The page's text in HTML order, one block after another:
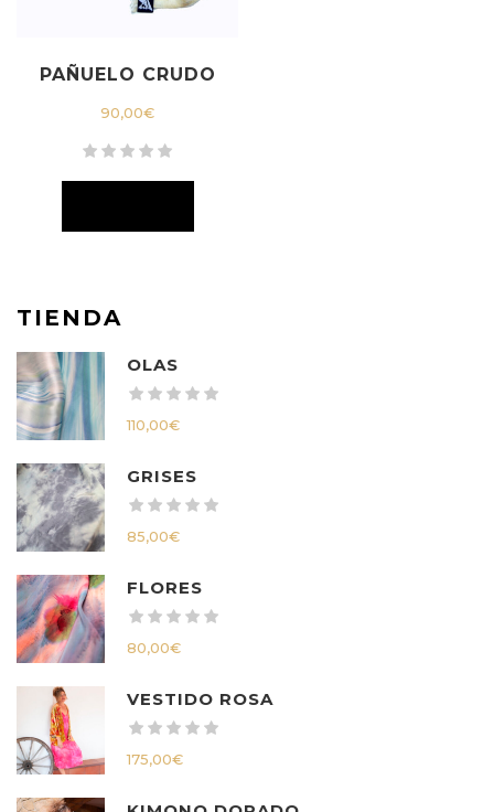
PAÑUELO CRUDO
90,00€
TIENDA
OLAS
110,00€
GRISES
85,00€
FLORES
80,00€
VESTIDO ROSA
175,00€